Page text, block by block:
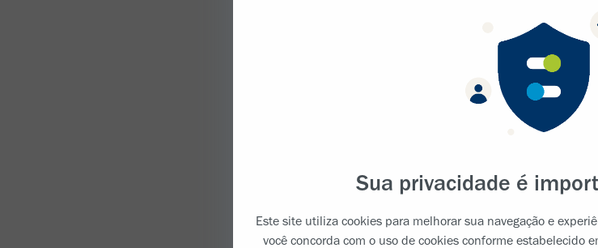
Sua privacidade é
Este site utiliza cookies para melhorar sua navegação e
você concorda com o uso de cookies conforme estabelecido
evolui
time
com
e